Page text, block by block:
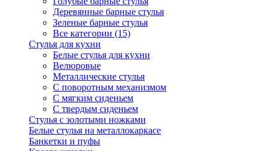
Деревянные барные стулья
Зеленые барные стулья
Все категории (15)
Стулья для кухни
Белые стулья для кухни
Велюровые
Металлические стулья
С поворотным механизмом
С мягким сиденьем
С твердым сиденьем
Стулья с золотыми ножками
Белые стулья на металлокаркасе
Банкетки и пуфы